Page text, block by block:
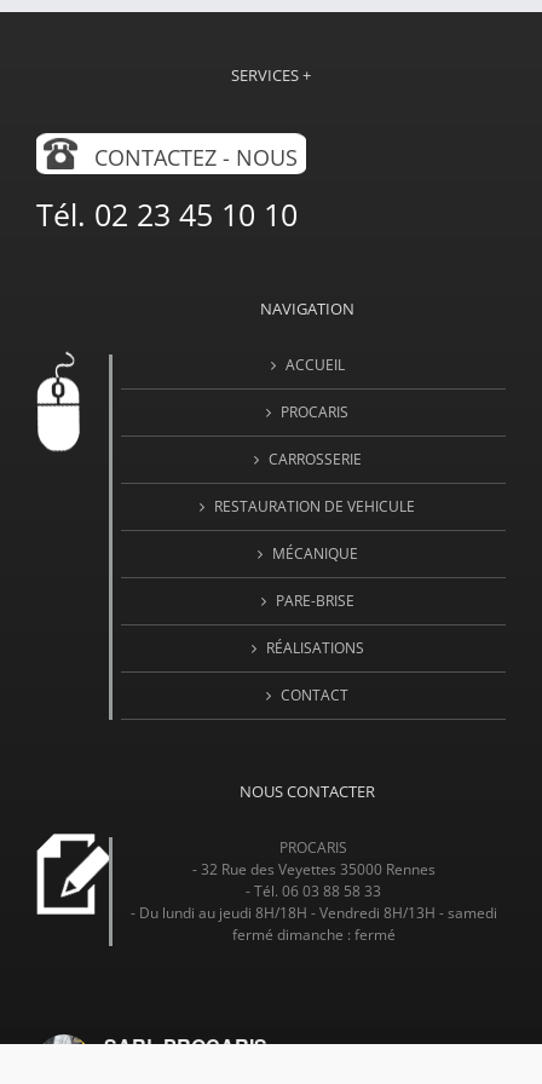
SERVICES +
CONTACTEZ - NOUS
Tél. 02 23 45 10 10
NAVIGATION
ACCUEIL
PROCARIS
CARROSSERIE
RESTAURATION DE VEHICULE
MÉCANIQUE
PARE-BRISE
RÉALISATIONS
CONTACT
NOUS CONTACTER
PROCARIS
- 32 Rue des Veyettes 35000 Rennes
- Tél. 06 03 88 58 33
- Du lundi au jeudi 8H/18H - Vendredi 8H/13H - samedi
fermé dimanche : fermé
SARL PROCARIS